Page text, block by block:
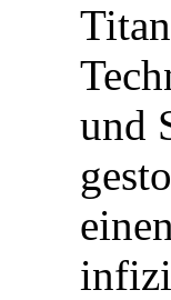
und
einen